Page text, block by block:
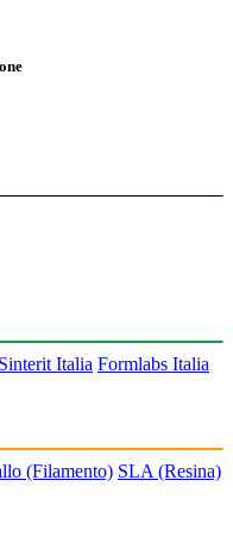
Sinterit Italia Formlabs Italia
(Filamento) SLA (Resina)